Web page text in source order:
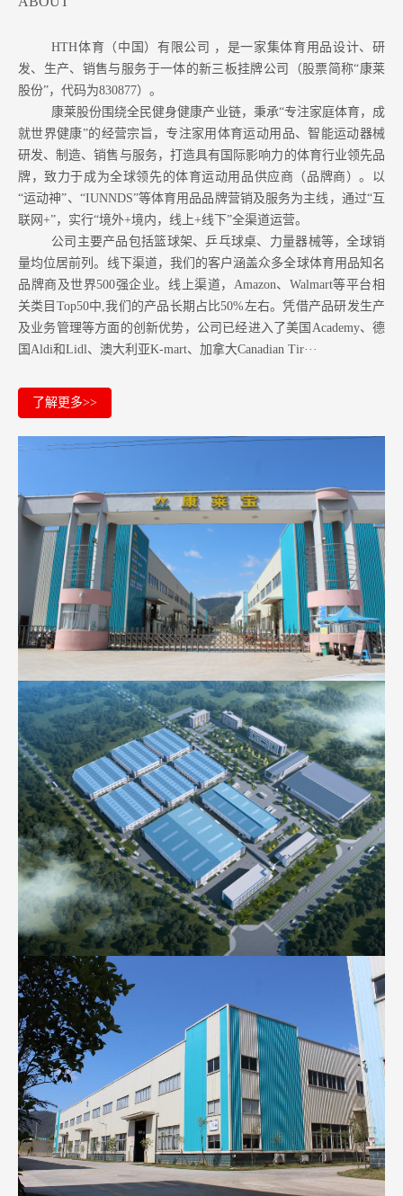
HTH体育（中国）有限公司 ，是一家集体育用品设计、研
发、生产、销售与服务于一体的新三板挂牌公司（股票简称“康莱
股份”，代码为830877）。
康莱股份围绕全民健身健康产业链，秉承“专注家庭体育，成
就世界健康”的经营宗旨，专注家用体育运动用品、智能运动器械
研发、制造、销售与服务，打造具有国际影响力的体育行业领先品
牌，致力于成为全球领先的体育运动用品供应商（品牌商）。以
“运动神”、“IUNNDS”等体育用品品牌营销及服务为主线，通过“互
联网+”，实行“境外+境内，线上+线下”全渠道运营。
公司主要产品包括篮球架、乒乓球桌、力量器械等，全球销
量均位居前列。 线下渠道，我们的客户涵盖众多全球体育用品知名
品牌商及世界500强企业。 线上渠道，Amazon、Walmart等平台相
关类目Top50中,我们的产品长期占比50%左右。凭借产品研发生产
及业务管理等方面的创新优势，公司已经进入了美国Academy、德
国Aldi和Lidl、澳大利亚K-mart、加拿大Canadian Tir···
了解更多>>